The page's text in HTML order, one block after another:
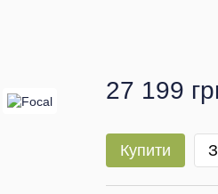
27 199
Купити